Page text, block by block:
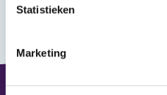
Statistieken
Marketing